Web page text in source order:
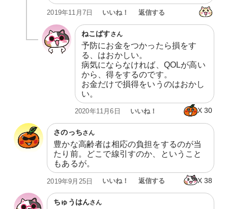
2019年11月7日 いいね！ 返信する
ねこばすさん
予防にお金をつかったら損をす
る、はおかしい。
病気にならなければ、QOLが高い
から、得をするのです。
お金だけで損得をいうのはおかし
い。
X30
2020年11月6日 いいね！
さのっちさん
豊かな高齢者は相応の負担をするのが当
たり前。どこで線引すのか、ということ
もあるが。
X38
2019年9月25日 いいね！ 返信する
ちゅうはんさん